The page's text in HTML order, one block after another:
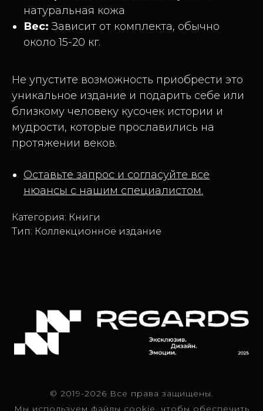
натуральная кожа
Вес: Зависит от комплекта, обычно
около 15-20 кг.
Не упустите возможность приобрести это
уникальное издание и подарить себе или
близкому человеку кусочек истории и
мудрости, которые прославились на
протяжении веков.
Оставьте запрос и согласуйте все
нюансы с нашим специалистом.
Категория: Книги
Тип: Коллекционное издание
© 2019-2026 Все права защищены.
Мы используем файлы cookie, чтобы обеспечить